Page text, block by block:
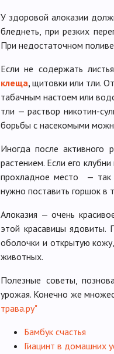
У здоровой алоказии
бледнеть, при резких
При недостаточном поливе
Если не содержать
клеща, щитовки или тли.
табачным настоем или
тли — раствор никотин-
борьбы с насекомыми
Иногда после активного
растением. Если его
прохладное место — так
нужно поставить горшок в
Алоказия — очень
этой красавицы ядовиты.
оболочки и открытую
животных.
Полезные советы,
урожая. Конечно же
трава.ру"
Бамбук счастья
Гиацинт в домашних